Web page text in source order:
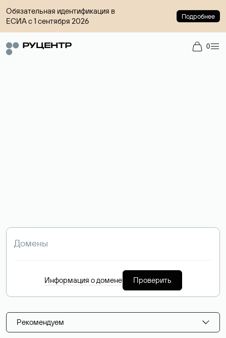
Обязательная идентификация в
ЕСИА с 1 сентября 2026
Подробнее
0
Информация о домене Проверить
Рекомендуем